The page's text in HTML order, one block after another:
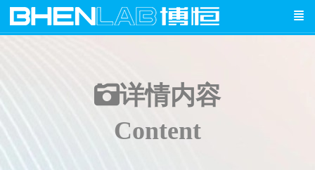
详情内容
Content